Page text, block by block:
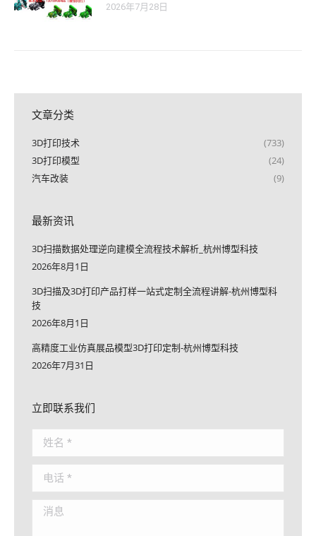
2026年7月28日
文章分类
3D打印技术
(733)
3D打印模型
(24)
汽车改装
(9)
最新资讯
3D扫描数据处理逆向建模全流程技术解析_杭州博型科技
2026年8月1日
3D扫描及3D打印产品打样一站式定制全流程讲解-杭州博型科
技
2026年8月1日
高精度工业仿真展品模型3D打印定制-杭州博型科技
2026年7月31日
立即联系我们
姓名 *
电话 *
消息